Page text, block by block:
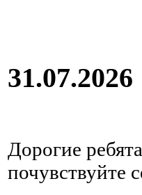
31.07.2026
Дорогие
почувствуйте